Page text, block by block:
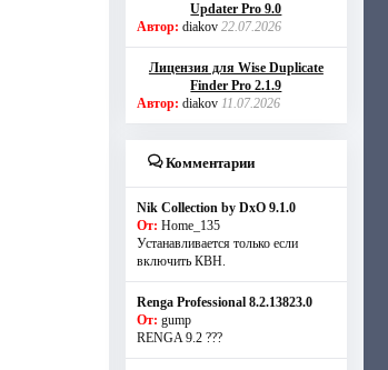
Updater Pro 9.0
Автор: diakov 22.07.2026
Лицензия для Wise Duplicate
Finder Pro 2.1.9
Автор: diakov 11.07.2026
Комментарии
Nik Collection by DxO 9.1.0
От: Home_135
Устанавливается только если
включить КВН.
Renga Professional 8.2.13823.0
От: gump
RENGA 9.2 ???